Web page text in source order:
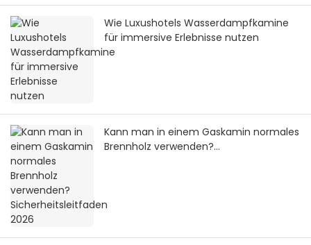
Wie Luxushotels Wasserdampfkamine
für immersive Erlebnisse nutzen
Kann man in einem Gaskamin normales
Brennholz verwenden?